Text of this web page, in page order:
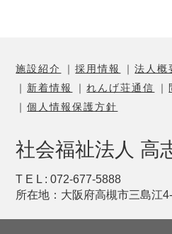
施設紹介 採用情報 法人概
新着情報
れんげ荘通信
個人情報保護方針
社会福祉法人 高
T E L : 072-677-5888
所在地：大阪府高槻市三島江